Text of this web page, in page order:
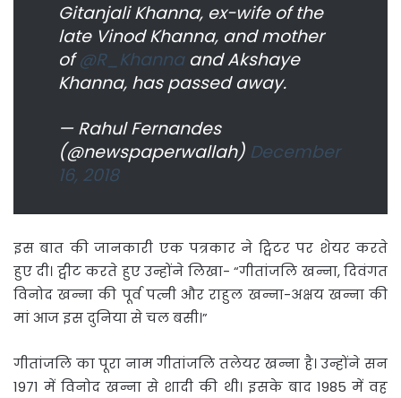
Gitanjali Khanna, ex-wife of the
late Vinod Khanna, and mother
of@R_Khannaand Akshaye
Khanna, has passed away.
— Rahul Fernandes
(@newspaperwallah) December
16, 2018
इस बात की जानकारी एक पत्रकार ने ट्विटर पर शेयर करते
हुए दी। ट्वीट करते हुए उन्होंने लिखा- “गीतांजलि खन्ना, दिवंगत
विनोद खन्ना की पूर्व पत्नी और राहुल खन्ना-अक्षय खन्ना की
मां आज इस दुनिया से चल बसी।”
गीतांजलि का पूरा नाम गीतांजलि तलेयर खन्ना है। उन्होंने सन
1971 में विनोद खन्ना से शादी की थी। इसके बाद 1985 में वह